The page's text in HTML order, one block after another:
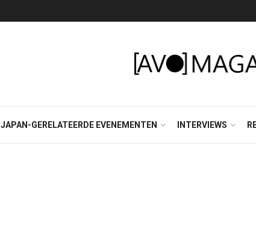
JAPAN-GERELATEERDE EVENEMENTEN INTERVIEWS